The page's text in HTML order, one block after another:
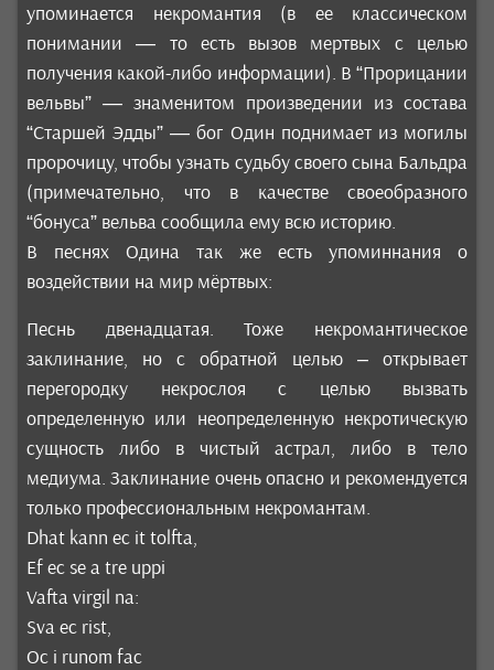
упоминается некромантия (в ее классическом
понимании — то есть вызов мертвых с целью
получения какой-либо информации). В “Прорицании
вельвы” — знаменитом произведении из состава
“Старшей Эдды” — бог Один поднимает из могилы
пророчицу, чтобы узнать судьбу своего сына Бальдра
(примечательно, что в качестве своеобразного
“бонуса” вельва сообщила ему всю историю.
В песнях Одина так же есть упоминнания о
воздействии на мир мёртвых:
Песнь двенадцатая. Тоже некромантическое
заклинание, но с обратной целью – открывает
перегородку некрослоя с целью вызвать
определенную или неопределенную некротическую
сущность либо в чистый астрал, либо в тело
медиума. Заклинание очень опасно и рекомендуется
только профессиональным некромантам.
Dhat kann ec it tolfta,
Ef ec se a tre uppi
Vafta virgil na:
Sva ec rist,
Oc i runom fac